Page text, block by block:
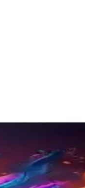
LG, Sony ve